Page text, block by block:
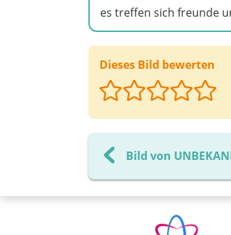
es treffen sich freunde
Dieses Bild bewerten
Bild von